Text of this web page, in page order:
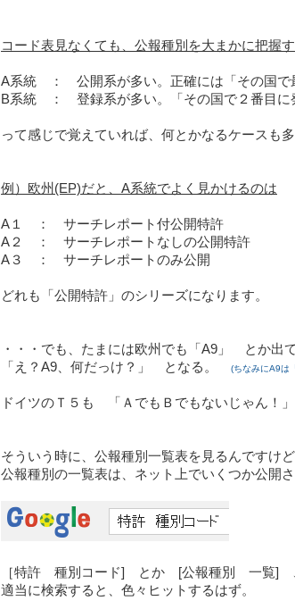
コード表見なくても、公報種別を大まかに把握
A系統 ： 公開系が多い。正確には「その国で
B系統 ： 登録系が多い。「その国で２番目に
って感じで覚えていれば、何とかなるケースも
例）欧州(EP)だと、A系統でよく見かけるのは
A１ ： サーチレポート付公開特許
A２ ： サーチレポートなしの公開特許
A３ ： サーチレポートのみ公開
どれも「公開特許」のシリーズになります。
・・・でも、たまには欧州でも「A9」 とか出て
「え？A9、何だっけ？」 となる。
(ちなみにA9は
ドイツのＴ５も 「ＡでもＢでもないじゃん！
そういう時に、公報種別一覧表を見るんですけど
公報種別の一覧表は、ネット上でいくつか公開さ
［特許 種別コード] とか [公報種別 一覧]
適当に検索すると、色々ヒットするはず。